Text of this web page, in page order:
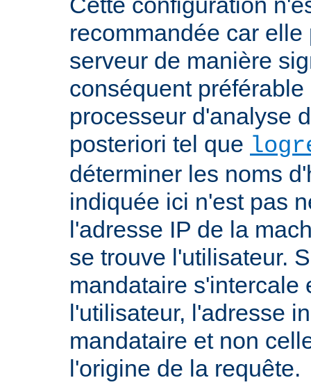
recommandée car
serveur de manière
conséquent
processeur d'analyse
posteriori tel que
déterminer les noms
indiquée ici n'est pas
l'adresse IP de la
se trouve l'utilisateur.
mandataire s'intercale
l'utilisateur, l'adresse
mandataire et non
l'origine de la requête.